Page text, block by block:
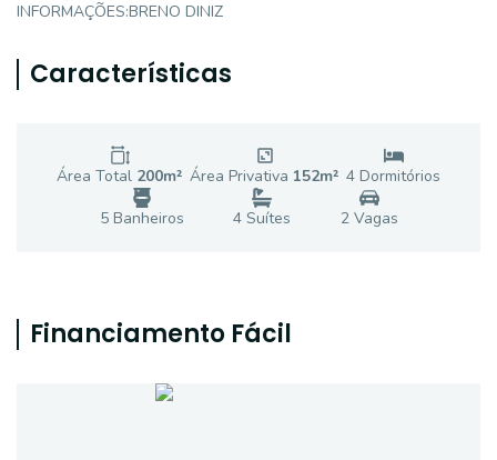
INFORMAÇÕES:BRENO DINIZ
Características
Área Total 200m² Área Privativa 152m² 4 Dormitórios
5Banheiros 4 Suítes 2Vagas
Financiamento Fácil